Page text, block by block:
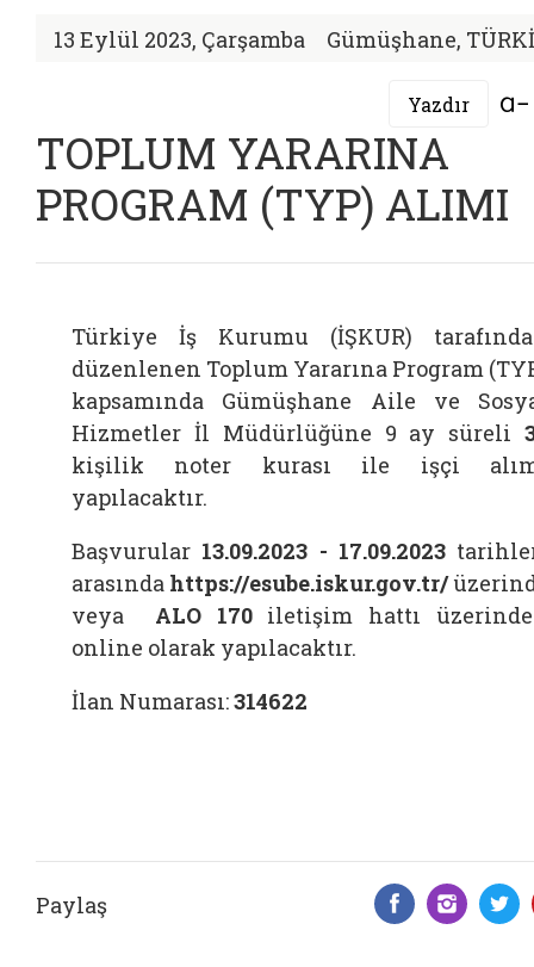
13 Eylül 2023, Çarşamba Gümüşhane,
Yazdır
TOPLUM YARARINA
PROGRAM (TYP) ALIMI
Türkiye İş Kurumu (İŞKUR)
düzenlenen Toplum Yararına Program
kapsamında Gümüşhane Aile ve
Hizmetler İl Müdürlüğüne 9 ay süreli
kişilik noter kurası ile işçi
yapılacaktır.
Başvurular 13.09.2023 - 17.09.2023
arasında https://esube.iskur.gov.tr/
veya ALO 170iletişim hattı
online olarak yapılacaktır.
İlan Numarası:314622
Paylaş